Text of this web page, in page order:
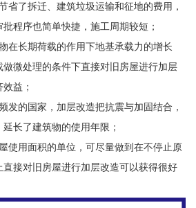
省了拆迁、建筑垃圾运输和征地的费用，
程序也简单快捷，施工周期较短；
在长期荷载的作用下地基承载力的增长
微处理的条件下直接对旧房屋进行加层
益；
发的国家，加层改造把抗震与加固结合，
长了建筑物的使用年限；
使用面积的单位，可尽量做到在不停止原
接对旧房屋进行加层改造可以获得很好